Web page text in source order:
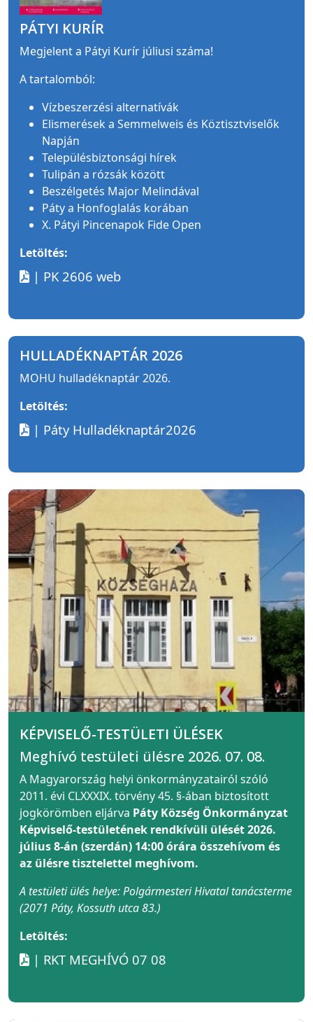
PÁTYI KURÍR
Megjelent a Pátyi Kurír júliusi száma!
A tartalomból:
Vízbeszerzési alternatívák
Elismerések a Semmelweis és Köztisztviselők
Napján
Településbiztonsági hírek
Tulipán a rózsák között
Beszélgetés Major Melindával
Páty a Honfoglalás korában
X. Pátyi Pincenapok Fide Open
Letöltés:
| PK 2606 web
HULLADÉKNAPTÁR 2026
MOHU hulladéknaptár 2026.
Letöltés:
| Páty Hulladéknaptár2026
KÉPVISELŐ-TESTÜLETI ÜLÉSEK
Meghívó testületi ülésre 2026. 07. 08.
A Magyarország helyi önkormányzatairól szóló
2011. évi CLXXXIX. törvény 45. §-ában biztosított
jogkörömben eljárva Páty Község Önkormányzat
Képviselő-testületének rendkívüli ülését 2026.
július 8-án (szerdán) 14:00 órára összehívom és
az ülésre tisztelettel meghívom.
A testületi ülés helye: Polgármesteri Hivatal tanácsterme
(2071 Páty, Kossuth utca 83.)
Letöltés:
| RKT MEGHÍVÓ 07 08